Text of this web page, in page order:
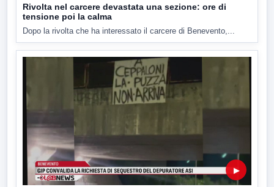
Rivolta nel carcere devastata una sezione: ore di
tensione poi la calma
Dopo la rivolta che ha interessato il carcere di Benevento,...
▶